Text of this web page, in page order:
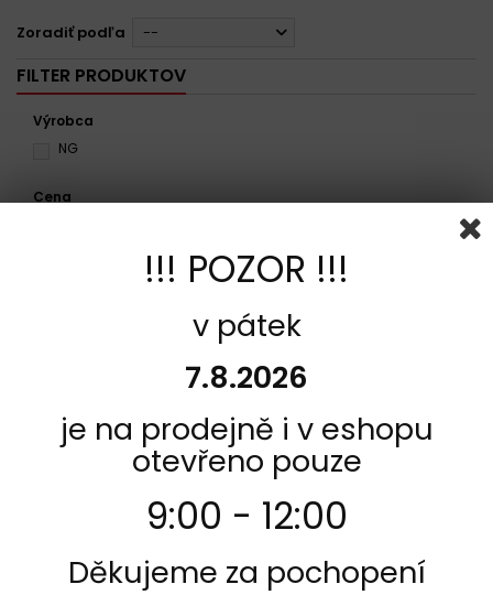
Zoradiť podľa --
FILTER PRODUKTOV
Výrobca
NG
Cena
Zobraziť 1 - 1 z 1 položky
!!! POZOR !!!
v pátek
7.8.2026
je na prodejně i v eshopu
otevřeno pouze
9:00 - 12:00
Děkujeme za pochopení